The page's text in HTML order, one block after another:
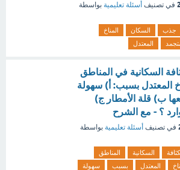
في تصنيف أسئلة تعليمية بواسطة
جذب السكان
المناخ
المعتدل
السكانية في المناطق
المعتدل بسبب: أ) سهولة
ب) قلة الأمطار ج)
؟ - مع الشرح
في تصنيف أسئلة تعليمية بواسطة
السكانية
المناطق
المعتدل بسبب
سهولة